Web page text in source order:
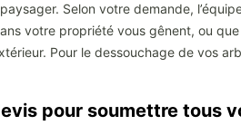
Selon votre demande,
votre propriété vous gênent, ou
Pour le dessouchage de vos
pour soumettre tous